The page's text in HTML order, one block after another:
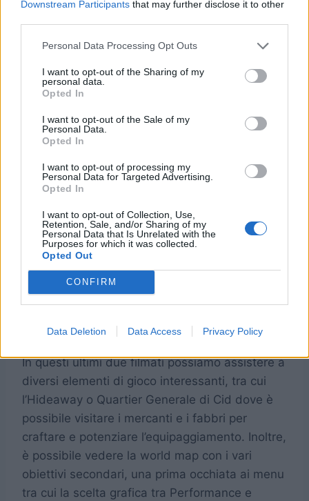
Downstream Participants that may further disclose it to other
Personal Data Processing Opt Outs
I want to opt-out of the Sharing of my
personal data.
Opted In
I want to opt-out of the Sale of my
Personal Data.
Opted In
I want to opt-out of processing my
Personal Data for Targeted Advertising.
Opted In
I want to opt-out of Collection, Use,
Retention, Sale, and/or Sharing of my
Personal Data that Is Unrelated with the
Purposes for which it was collected.
Opted Out
CONFIRM
Data Deletion Data Access Privacy Policy
And a bunch RPG elements including the
pic.twitter.com/Z60ZHj9q41
— LegionzGaming (@LegionzGaming)
Yoshi P shows fans that are worried about
the game being too hard how easy it is for
people that aren’t good at action games by
for easy mode instead players can
customize the difficulty with the accessories!
pic.twitter.com/eim701ybZf
— LegionzGaming (@LegionzGaming)March
In questi ultimi due filmati possiamo assistere a
diversi elementi di gioco interessanti, tra cui
l’Hideaway o Quartier Generale di Cid dove è
possibile visitare i mercanti e i fabbri per
craftare e potenziare l’equipaggiamento. Inoltre,
è possibile vedere la world map con i vari
obiettivi secondari, una prima occhiata ai menu
tra cui la scelta grafica tra Performance e